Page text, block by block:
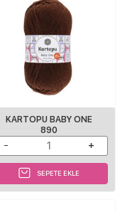
KARTOPU BABY ONE
890
SEPETE EKLE